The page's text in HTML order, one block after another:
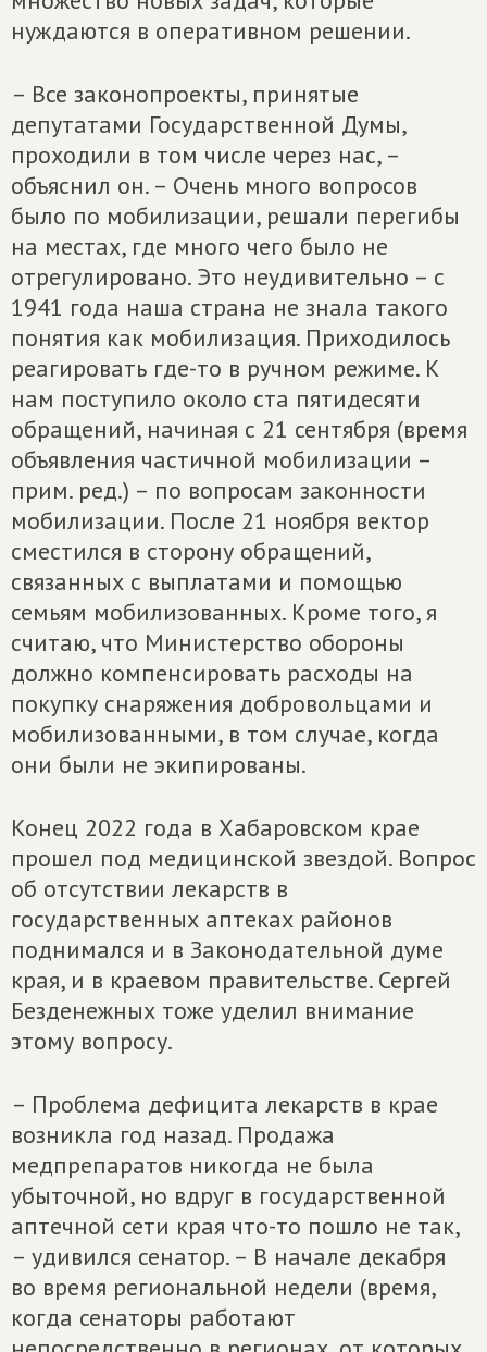
нуждаются в оперативном решении.
– Все законопроекты, принятые
депутатами Государственной Думы,
проходили в том числе через нас, –
объяснил он. – Очень много вопросов
было по мобилизации, решали перегибы
на местах, где много чего было не
отрегулировано. Это неудивительно – с
1941 года наша страна не знала такого
понятия как мобилизация. Приходилось
реагировать где-то в ручном режиме. К
нам поступило около ста пятидесяти
обращений, начиная с 21 сентября (время
объявления частичной мобилизации –
прим. ред.) – по вопросам законности
мобилизации. После 21 ноября вектор
сместился в сторону обращений,
связанных с выплатами и помощью
семьям мобилизованных. Кроме того, я
считаю, что Министерство обороны
должно компенсировать расходы на
покупку снаряжения добровольцами и
мобилизованными, в том случае, когда
они были не экипированы.
Конец 2022 года в Хабаровском крае
прошел под медицинской звездой. Вопрос
об отсутствии лекарств в
государственных аптеках районов
поднимался и в Законодательной думе
края, и в краевом правительстве. Сергей
Безденежных тоже уделил внимание
этому вопросу.
– Проблема дефицита лекарств в крае
возникла год назад. Продажа
медпрепаратов никогда не была
убыточной, но вдруг в государственной
аптечной сети края что-то пошло не так,
– удивился сенатор. – В начале декабря
во время региональной недели (время,
когда сенаторы работают